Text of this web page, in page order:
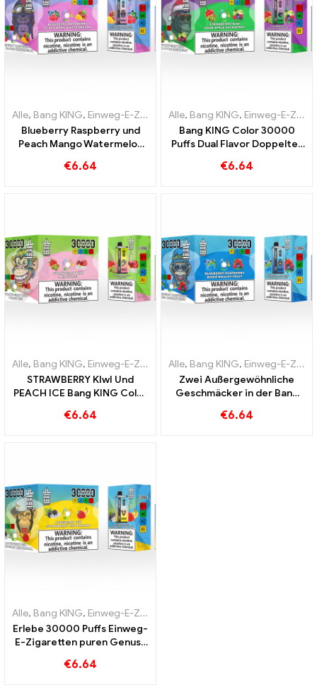
Alle, Bang KING, Einweg-E-Zigaretten Litauen ,Einweg-E-
Blueberry Raspberry und
Peach Mango Watermelon
Puffs EINWEG E-
€6.64
Alle, Bang KING, Einweg-E-Zigaretten Litauen
Bang KING Color 30000
Puffs Dual Flavor Doppelter
und Sour Apple Raspberry
€6.64
Alle, Bang KING, Einweg-E-Zigaretten Litauen ,Einweg-E-
STRAWBERRY KIwI Und
PEACH ICE Bang KING Color
Zigarette – Dual Flavor für
€6.64
Alle, Bang KING, Einweg-E-Zigaretten Litauen
Zwei Außergewöhnliche
Geschmäcker in der Bang
Zigarette Blueberry
€6.64
Alle, Bang KING, Einweg-E-Zigaretten Litauen
Erlebe 30000 Puffs Einweg-
E-Zigaretten puren Genuss
Strawberry Banana im Bang
€6.64